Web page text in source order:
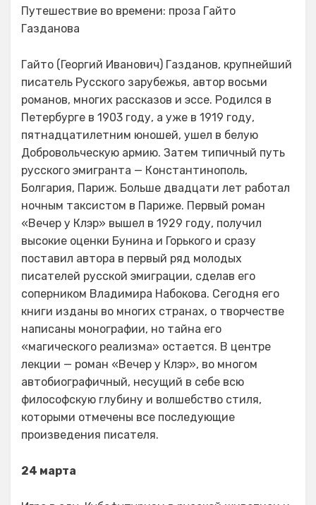
Путешествие во времени: проза Гайто
Газданова
Гайто (Георгий Иванович) Газданов, крупнейший
писатель Русского зарубежья, автор восьми
романов, многих рассказов и эссе. Родился в
Петербурге в 1903 году, а уже в 1919 году,
пятнадцатилетним юношей, ушел в белую
Добровольческую армию. Затем типичный путь
русского эмигранта — Константинополь,
Болгария, Париж. Больше двадцати лет работал
ночным таксистом в Париже. Первый роман
«Вечер у Клэр» вышел в 1929 году, получил
высокие оценки Бунина и Горького и сразу
поставил автора в первый ряд молодых
писателей русской эмиграции, сделав его
соперником Владимира Набокова. Сегодня его
книги изданы во многих странах, о творчестве
написаны монографии, но тайна его
«магического реализма» остается. В центре
лекции — роман «Вечер у Клэр», во многом
автобиографичный, несущий в себе всю
философскую глубину и волшебство стиля,
которыми отмечены все последующие
произведения писателя.
24 марта